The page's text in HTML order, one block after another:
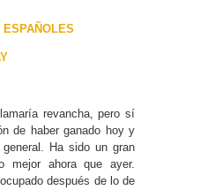
revancha, pero sí
de haber ganado hoy y
Ha sido un gran
mejor ahora que ayer.
después de lo de